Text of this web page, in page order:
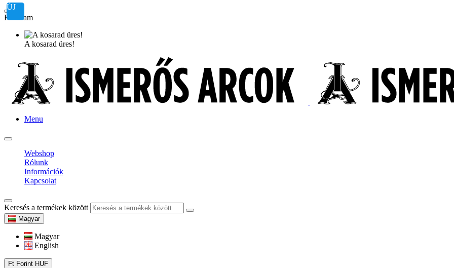
Kosaram
A kosarad üres!
Menu
Webshop
Rólunk
Információk
Kapcsolat
Keresés a termékek között
Magyar
Magyar
English
Ft Forint HUF
ÚJ